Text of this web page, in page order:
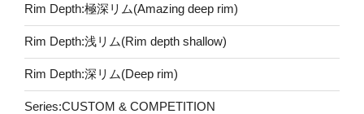
Rim Depth:極深リム(Amazing deep rim)
Rim Depth:浅リム(Rim depth shallow)
Rim Depth:深リム(Deep rim)
Series:CUSTOM & COMPETITION